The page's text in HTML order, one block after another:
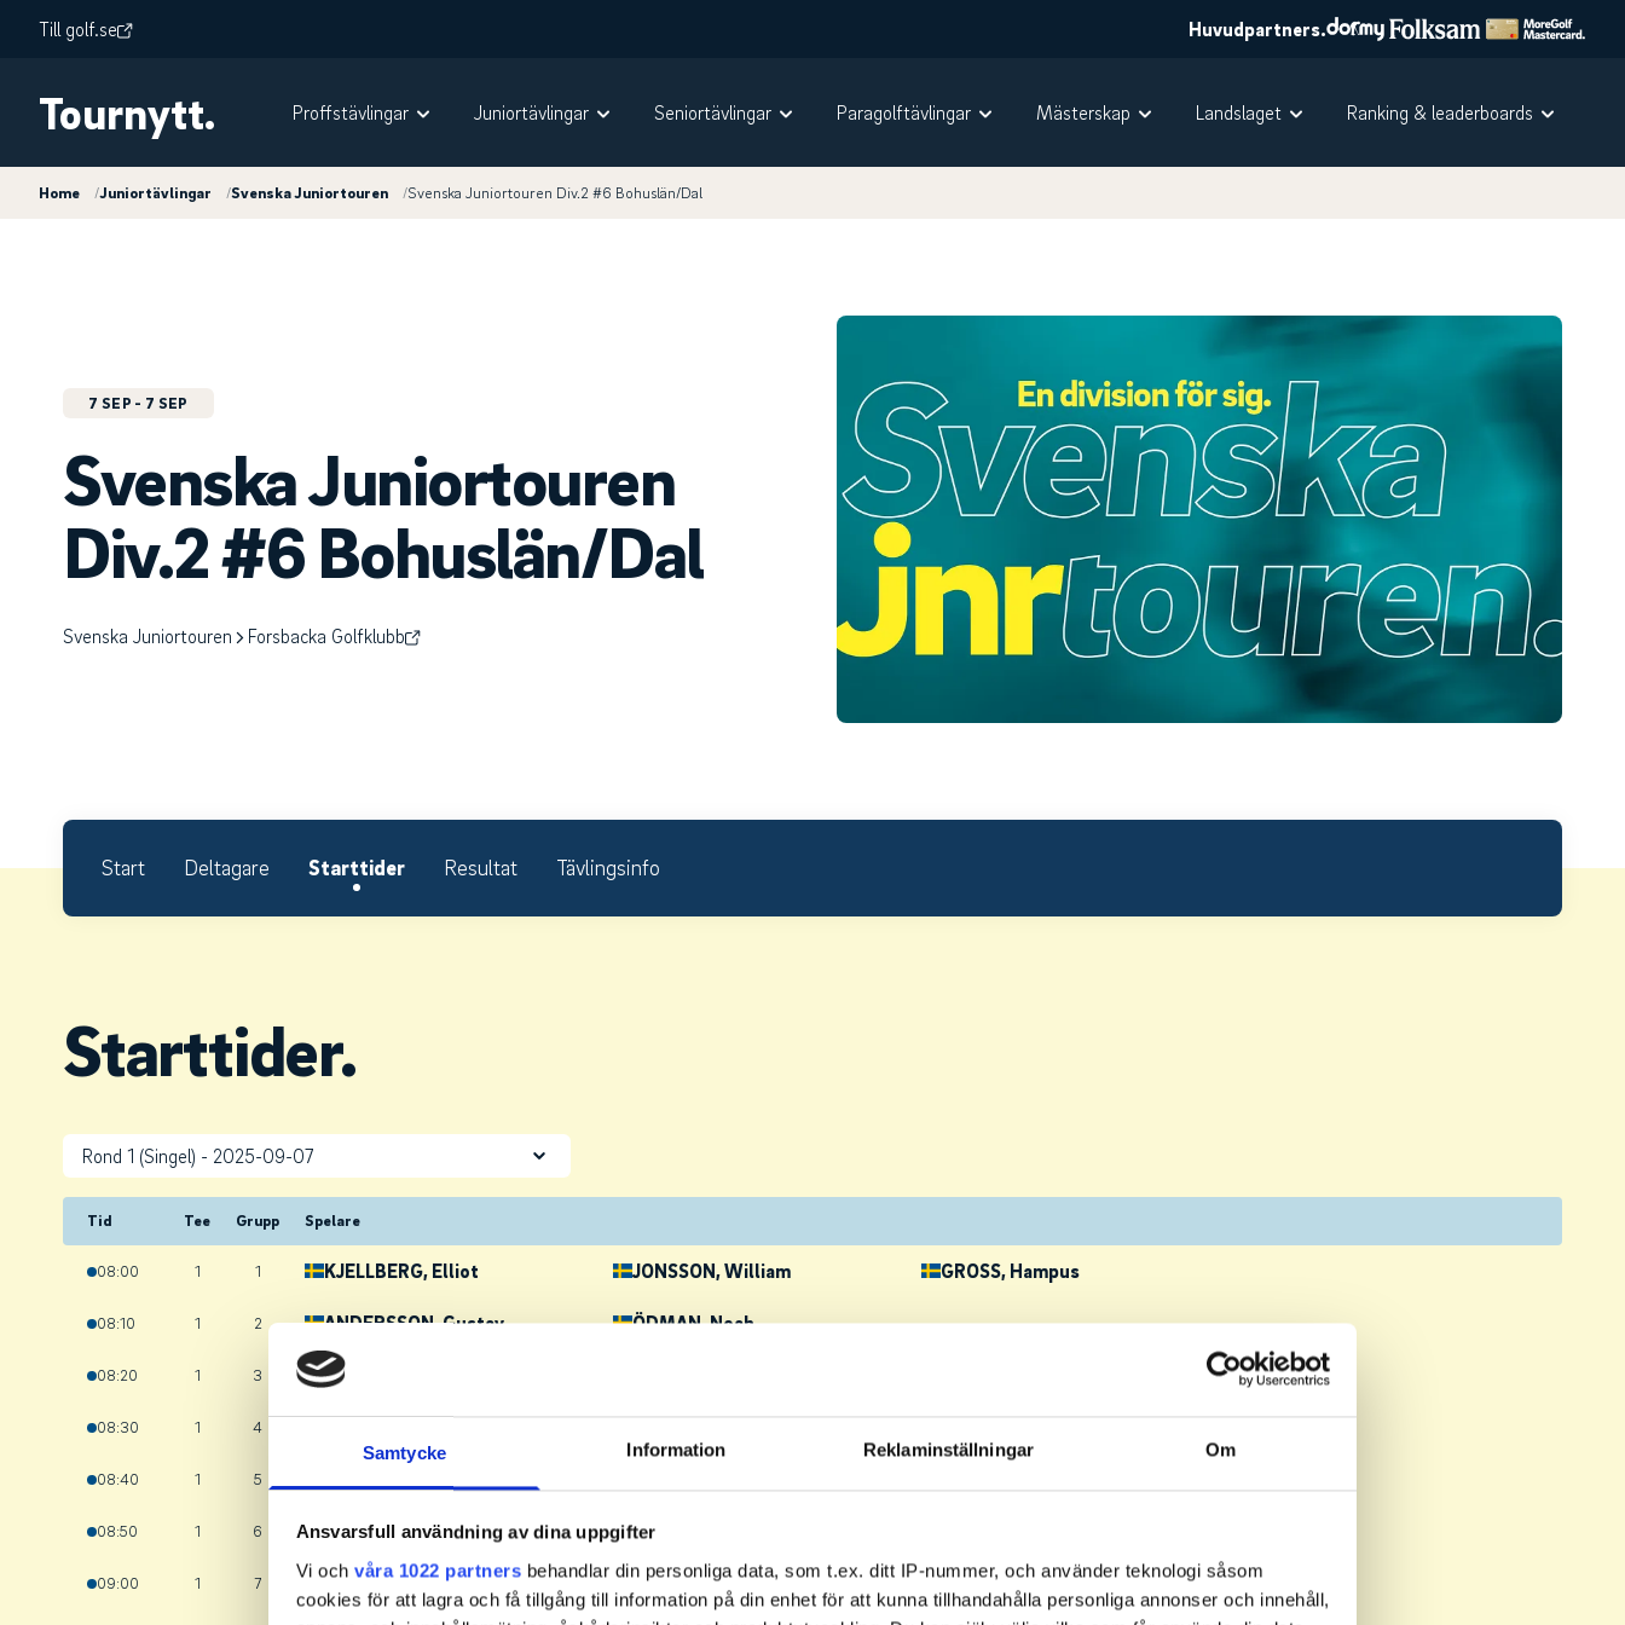
Samtycke Information Reklaminställningar Om
Ansvarsfull användning av dina uppgifter
Vi och våra 1022 partners behandlar din personliga data, som t.ex. ditt IP-nummer, och använder teknologi såsom
cookies för att lagra och få tillgång till information på din enhet för att kunna tillhandahålla personliga annonser och innehåll,
Till golf.se Huvudpartners.
Tournytt. Proffstävlingar Juniortävlingar Seniortävlingar Paragolftävlingar Mästerskap Landslaget Ranking & leaderboards
Home /Juniortävlingar /Svenska Juniortouren /Svenska Juniortouren Div.2 #6 Bohuslän/Dal
7 SEP - 7 SEP
Svenska Juniortouren
Div.2 #6 Bohuslän/Dal
Svenska Juniortouren Forsbacka Golfklubb
Start Deltagare Starttider Resultat Tävlingsinfo
Starttider.
Tid Tee Grupp Spelare
08:00 1 1 KJELLBERG, Elliot JONSSON, William GROSS, Hampus
08:10 1 2 ANDERSSON, Gustav ÖDMAN, Noah
08:20 1 3 NORDLUND
08:30 1 4
08:40 1 5
08:50 1 6 FREDRIKSSON, Filip MATTSSON
09:00 1 7 CHRISTBORN , Isak ENGQVIST, Ville HUNJAN, Justin